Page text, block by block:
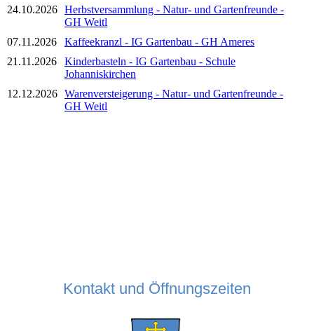
24.10.2026 Herbstversammlung - Natur- und Gartenfreunde -
GH Weitl
07.11.2026
Kaffeekranzl - IG Gartenbau - GH Ameres
21.11.2026
Kinderbasteln - IG Gartenbau - Schule
Johanniskirchen
12.12.2026 Warenversteigerung - Natur- und Gartenfreunde -
GH Weitl
Kontakt und Öffnungszeiten